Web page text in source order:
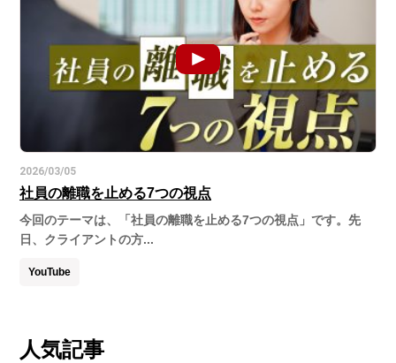
2026/03/05
社員の離職を止める7つの視点
今回のテーマは、「社員の離職を止める7つの視点」です。先
日、クライアントの方...
YouTube
人気記事